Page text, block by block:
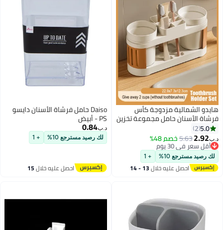
هايدو الشمالية مزدوجة كأس
فرشاة الأسنان حامل مجموعة تخزين
مقسم قاعدة مضادة للانزلاق للأزواج
المواد الحديثة الحد الأدنى حمام
منظم الحجم المدمج
22.9x7.3x12.3cm
5.0
2
د.ب‏2.92
5.63خصم 48%
أقل سعر في 30 يوم
أقل سعر في 30 يوم
لك رصيد مسترجع 10% + 1
احصل عليه خلال 13 - 14
Daiso حامل فرشاة الأسنان دايسو
PS - أبيض
د.ب‏0.84
لك رصيد مسترجع 10% + 1
احصل عليه خلال15